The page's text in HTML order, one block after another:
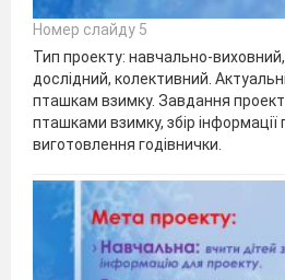
Номер слайду 5
Тип проекту: навчально-
дослідний, колективний.
пташкам взимку. Завдання
пташками взимку, збір
виготовлення годівнички.